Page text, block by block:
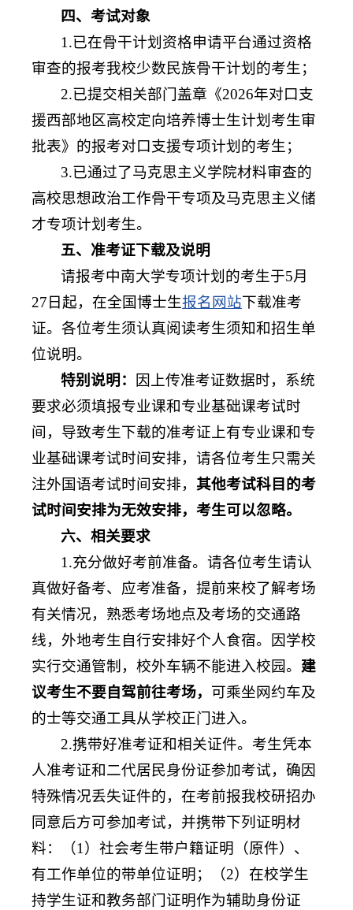
四、考试对象
1.已在骨干计划资格申请平台通过资格
审查的报考我校少数民族骨干计划的考生；
2.已提交相关部门盖章《2026年对口支
援西部地区高校定向培养博士生计划考生审
批表》的报考对口支援专项计划的考生；
3.已通过了马克思主义学院材料审查的
高校思想政治工作骨干专项及马克思主义储
才专项计划考生。
五、准考证下载及说明
请报考中南大学专项计划的考生于5月
27日起，在全国博士生报名网站下载准考
证。各位考生须认真阅读考生须知和招生单
位说明。
特别说明：
因上传准考证数据时，系统
要求必须填报专业课和专业基础课考试时
间，导致考生下载的准考证上有专业课和专
业基础课考试时间安排，请各位考生只需关
注外国语考试时间安排， 其他考试科目的考
试时间安排为无效安排，考生可以忽略。
六、相关要求
1.充分做好考前准备。请各位考生请认
真做好备考、应考准备，提前来校了解考场
有关情况，熟悉考场地点及考场的交通路
线，外地考生自行安排好个人食宿。因学校
实行交通管制，校外车辆不能进入校园。 建
议考生不要自驾前往考场， 可乘坐网约车及
的士等交通工具从学校正门进入。
2.携带好准考证和相关证件。考生凭本
人准考证和二代居民身份证参加考试，确因
特殊情况丢失证件的，在考前报我校研招办
同意后方可参加考试，并携带下列证明材
料：（1）社会考生带户籍证明（原件）、
有工作单位的带单位证明；（2）在校学生
持学生证和教务部门证明作为辅助身份证